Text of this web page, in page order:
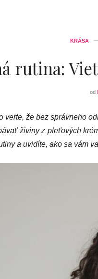
KRÁSA
rutina:
od
verte, že bez správneho
živiny z pleťových
a uvidíte, ako sa vám